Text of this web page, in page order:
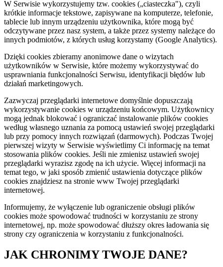
W Serwisie wykorzystujemy tzw. cookies („ciasteczka"), czyli
krótkie informacje tekstowe, zapisywane na komputerze, telefonie,
tablecie lub innym urządzeniu użytkownika, które mogą być
odczytywane przez nasz system, a także przez systemy należące do
innych podmiotów, z których usług korzystamy (Google Analytics).
Dzięki cookies zbieramy anonimowe dane o wizytach
użytkowników w Serwisie, które możemy wykorzystywać do
usprawniania funkcjonalności Serwisu, identyfikacji błędów lub
działań marketingowych.
Zazwyczaj przeglądarki internetowe domyślnie dopuszczają
wykorzystywanie cookies w urządzeniu końcowym. Użytkownicy
mogą jednak blokować i ograniczać instalowanie plików cookies
według własnego uznania za pomocą ustawień swojej przeglądarki
lub przy pomocy innych rozwiązań (darmowych). Podczas Twojej
pierwszej wizyty w Serwisie wyświetlimy Ci informację na temat
stosowania plików cookies. Jeśli nie zmienisz ustawień swojej
przeglądarki wyrazisz zgodę na ich użycie. Więcej informacji na
temat tego, w jaki sposób zmienić ustawienia dotyczące plików
cookies znajdziesz na stronie www Twojej przeglądarki
internetowej.
Informujemy, że wyłączenie lub ograniczenie obsługi plików
cookies może spowodować trudności w korzystaniu ze strony
internetowej, np. może spowodować dłuższy okres ładowania się
strony czy ograniczenia w korzystaniu z funkcjonalności.
JAK CHRONIMY TWOJE DANE?